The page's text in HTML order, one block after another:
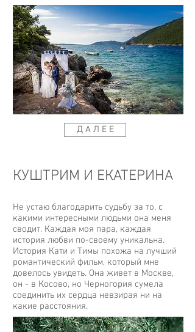
Д А Л Е Е
КУШТРИМ И ЕКАТЕРИНА
Не устаю благодарить судьбу за то, с
какими интересными людьми она меня
сводит. Каждая моя пара, каждая
история любви по-своему уникальна.
История Кати и Тимы похожа на лучший
романтический фильм, который мне
довелось увидеть. Она живет в Москве,
он - в Косово, но Черногория сумела
соединить их сердца невзирая ни на
какие расстояния.